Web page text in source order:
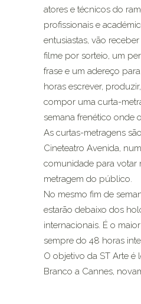
atores e técnicos do
profissionais e
entusiastas, vão
filme por sorteio, um
frase e um adereço
horas escrever,
compor uma curta-
semana frenético onde
As curtas-metragens
Cineteatro Avenida,
comunidade para votar
metragem do público.
No mesmo fim de
estarão debaixo dos
internacionais. É o
sempre do 48 horas
O objetivo da ST Arte é
Branco a Cannes,